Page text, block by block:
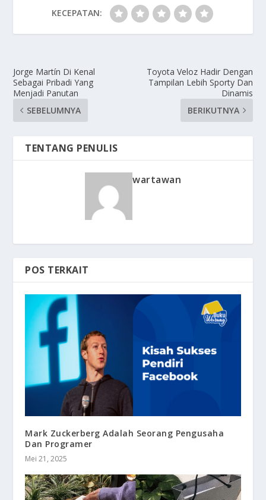
KECEPATAN:
Jorge Martín Di Kenal
Sebagai Pribadi Yang
Menjadi Panutan
SEBELUMNYA
Toyota Veloz Hadir Dengan
Tampilan Lebih Sporty Dan
Dinamis
BERIKUTNYA
TENTANG PENULIS
wartawan
POS TERKAIT
Mark Zuckerberg Adalah Seorang Pengusaha
Dan Programer
Mei 21, 2025